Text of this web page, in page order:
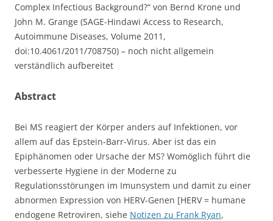
Complex Infectious Background?“ von Bernd Krone und
John M. Grange (SAGE-Hindawi Access to Research,
Autoimmune Diseases, Volume 2011,
doi:10.4061/2011/708750) – noch nicht allgemein
verständlich aufbereitet
Abstract
Bei MS reagiert der Körper anders auf Infektionen, vor
allem auf das Epstein-Barr-Virus. Aber ist das ein
Epiphänomen oder Ursache der MS? Womöglich führt die
verbesserte Hygiene in der Moderne zu
Regulationsstörungen im Imunsystem und damit zu einer
abnormen Expression von HERV-Genen [HERV = humane
endogene Retroviren, siehe Notizen zu Frank Ryan,